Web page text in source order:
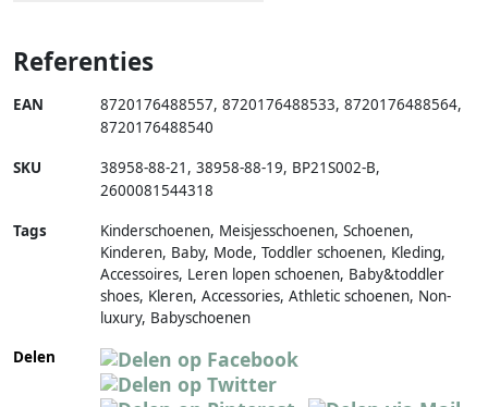
Referenties
EAN 8720176488557, 8720176488533, 8720176488564,
8720176488540
SKU 38958-88-21 , 38958-88-19, BP21S002-B,
2600081544318
Tags
Kinderschoenen, Meisjesschoenen, Schoenen,
Kinderen, Baby, Mode, Toddler schoenen, Kleding,
Accessoires, Leren lopen schoenen, Baby&toddler
shoes, Kleren, Accessories, Athletic schoenen, Non-
luxury, Babyschoenen
Delen